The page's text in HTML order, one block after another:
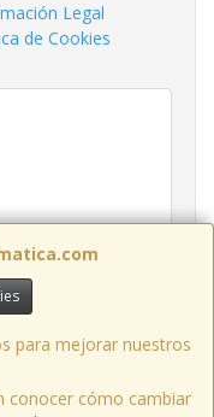
para mejorar nuestros
conocer cómo cambiar
Legal
de Cookies